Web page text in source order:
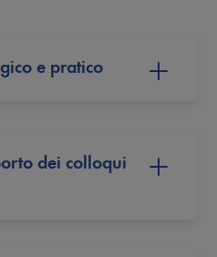
e pratico
dei colloqui